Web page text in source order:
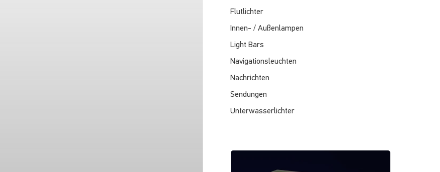
Flutlichter
Innen- / Außenlampen
Light Bars
Navigationsleuchten
Nachrichten
Sendungen
Unterwasserlichter